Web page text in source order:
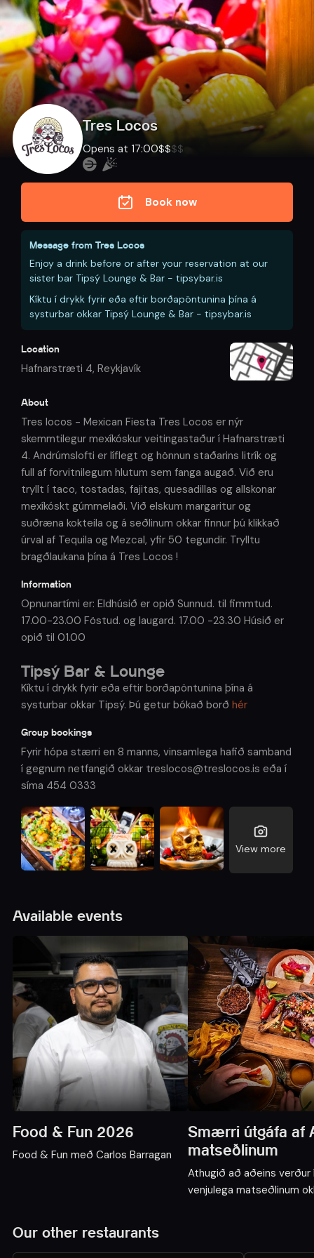
Tres Locos
Opens at 17:00$$$$
Message from Tres Locos
Enjoy a drink before or after your reservation at our
sister bar Tipsý Lounge & Bar - tipsybar.is
Kíktu í drykk fyrir eða eftir borðapöntunina þína á
systurbar okkar Tipsý Lounge & Bar - tipsybar.is
Location
Hafnarstræti 4, Reykjavík
About
Tres locos - Mexican Fiesta Tres Locos er nýr
skemmtilegur mexíkóskur veitingastaður í Hafnarstræti
4. Andrúmslofti er líflegt og hönnun staðarins litrík og
full af forvitnilegum hlutum sem fanga augað. Við eru
tryllt í taco, tostadas, fajitas, quesadillas og allskonar
mexíkóskt gúmmelaði. Við elskum margaritur og
suðræna kokteila og á seðlinum okkar finnur þú klikkað
úrval af Tequila og Mezcal, yfir 50 tegundir. Trylltu
bragðlaukana þína á Tres Locos !
Information
Opnunartími er: Eldhúsið er opið Sunnud. til fimmtud.
17.00-23.00 Föstud. og laugard. 17.00 -23.30 Húsið er
opið til 01.00
Tipsý Bar & Lounge
Kíktu í drykk fyrir eða eftir borðapöntunina þína á
systurbar okkar Tipsý. Þú getur bókað borð hér
Group bookings
Fyrir hópa stærri en 8 manns, vinsamlega hafið samband
í gegnum netfangið okkar treslocos@treslocos.is eða í
síma 454 0333
View more
Book now
Available events
Food & Fun 2026
Food & Fun með Carlos Barragan
Smærri útgáfa af
matseðlinum
Athugið að aðeins
venjulega matseðlinum
Our other restaurants